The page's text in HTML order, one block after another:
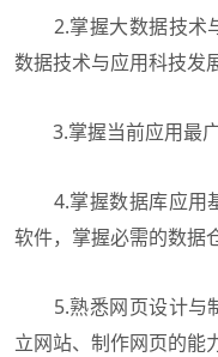
2.掌握大数据技术
数据技术与应用科技发
3.掌握当前应用最广
4.掌握数据库应用
软件，掌握必需的数据
5.熟悉网页设计与
立网站、制作网页的能